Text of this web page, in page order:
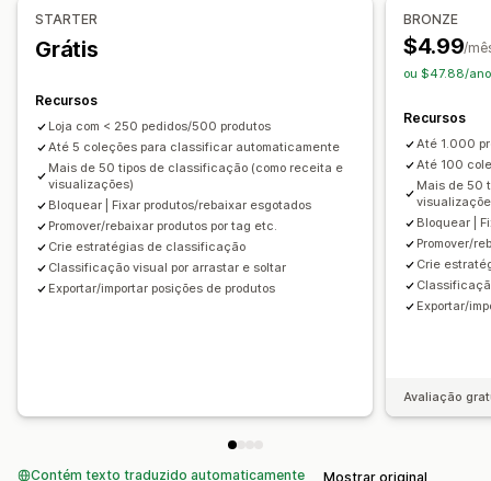
Importação e exportação
Recomendações de IA
STARTER
Grátis
Recursos
Loja com < 250 pedidos/500 produtos
Até 5 coleções para classificar automaticamente
Mais de 50 tipos de classificação (como receita e
visualizações)
Bloquear | Fixar produtos/rebaixar esgotados
Promover/rebaixar produtos por tag etc.
Crie estratégias de classificação
Classificação visual por arrastar e soltar
Exportar/importar posições de produtos
BRONZE
$4.99/
ou $47.88/
Recursos
Até 1.000
Até 100
Mais de 50
Bloquear |
Promover/
Crie
Exportar/
Avaliação
Contém texto traduzido automaticamente Mostrar original